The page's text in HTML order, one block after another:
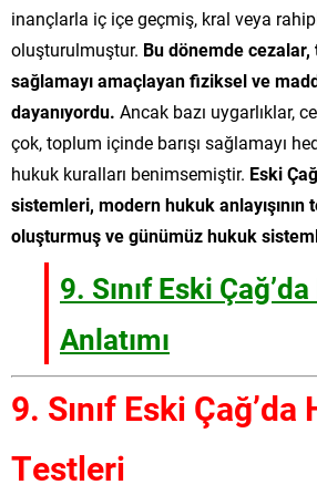
inançlarla iç içe geçmiş, kral veya
oluşturulmuştur. Bu dönemde
sağlamayı amaçlayan fiziksel ve
dayanıyordu. Ancak bazı uygarlıklar,
çok, toplum içinde barışı sağlamayı
hukuk kuralları benimsemiştir. Eski
sistemleri, modern hukuk anlayışının
oluşturmuş ve günümüz hukuk
9. Sınıf Eski
Anlatımı
9. Sınıf Eski Çağ’da
Testleri